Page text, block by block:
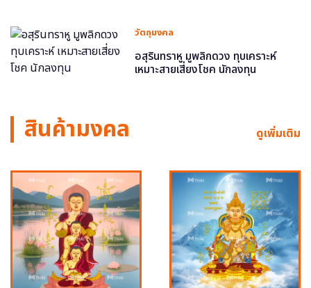
วัตถุมงคล
อสุรินทราหู มูพลิกดวง ทุบเคราะห์
เหมาะสายเสี่ยงโชค นักลงทุน
สินค้ามงคล ดูเพิ่มเติม